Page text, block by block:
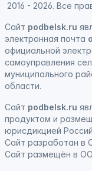
2016 - 2026. Все
Сайт podbelsk.ru
электронная почта
официальной
самоуправления
муниципального
области.
Сайт podbelsk.ru
продуктом и
юрисдикцией
Сайт разработан в
Сайт размещён в